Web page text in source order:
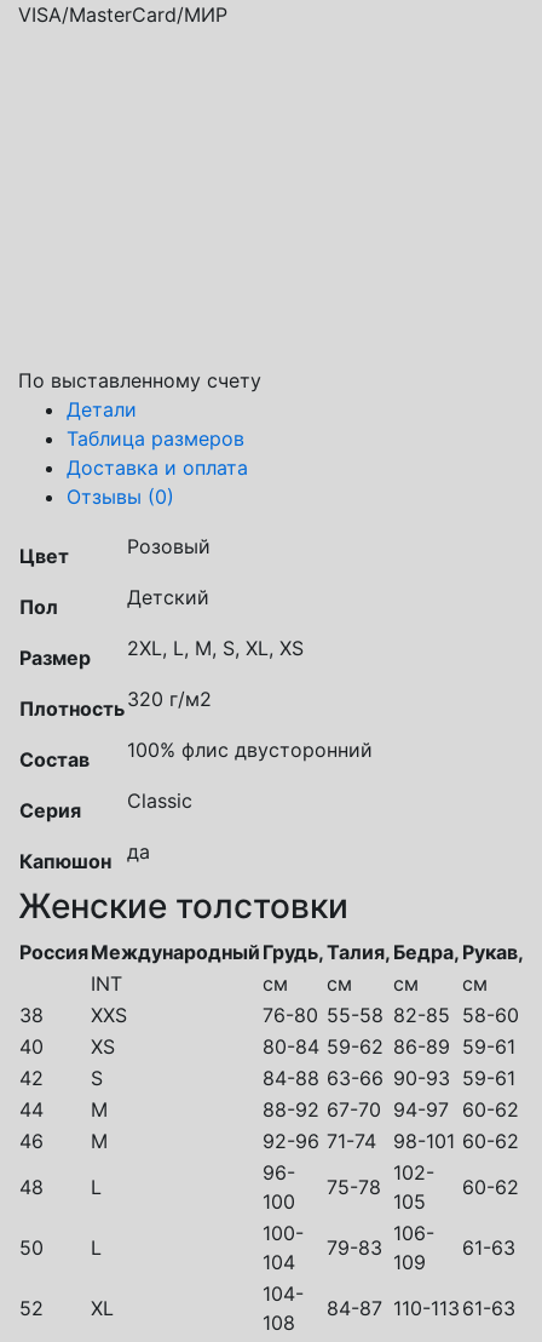
VISA/MasterCard/МИР
По выставленному счету
Детали
Таблица размеров
Доставка и оплата
Отзывы (0)
Цвет Розовый
Пол Детский
Размер 2XL, L, M, S, XL, XS
Плотность320 г/м2
Состав 100% флис двусторонний
Серия Classic
Капюшон да
Женские толстовки
РоссияМеждународный Грудь,Талия, Бедра, Рукав,
INT
см см см
см
38
XXS 76-80 55-58 82-85 58-60
40
XS 80-84 59-62 86-89 59-61
42
S 84-88 63-66 90-93 59-61
44
M 88-92 67-70 94-97 60-62
46
M 92-96 71-74 98-101 60-62
48
L
96-
100
75-78
102-
105
60-62
50 L
100-
104
79-83
106-
109
61-63
52 XL
104-
108
84-87 110-113 61-63